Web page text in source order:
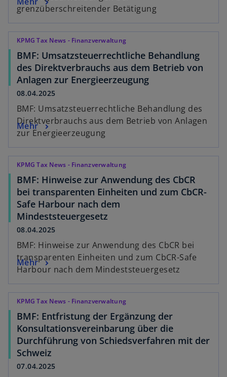
grenzüberschreitender Betätigung
KPMG Tax News - Finanzverwaltung
BMF: Umsatzsteuerrechtliche Behandlung
des Direktverbrauchs aus dem Betrieb von
Anlagen zur Energieerzeugung
08.04.2025
BMF: Umsatzsteuerrechtliche Behandlung des
Direktverbrauchs aus dem Betrieb von Anlagen
zur Energieerzeugung
Mehr
KPMG Tax News - Finanzverwaltung
BMF: Hinweise zur Anwendung des CbCR
bei transparenten Einheiten und zum CbCR-
Safe Harbour nach dem
Mindeststeuergesetz
08.04.2025
BMF: Hinweise zur Anwendung des CbCR bei
transparenten Einheiten und zum CbCR-Safe
Harbour nach dem Mindeststeuergesetz
Mehr
KPMG Tax News - Finanzverwaltung
BMF: Entfristung der Ergänzung der
Konsultationsvereinbarung über die
Durchführung von Schiedsverfahren mit der
Schweiz
07.04.2025